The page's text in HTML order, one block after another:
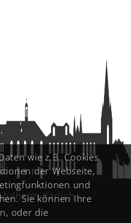
Kärlich
wie z.B. Cookies
der Webseite,
und
Sie können Ihre
oder die